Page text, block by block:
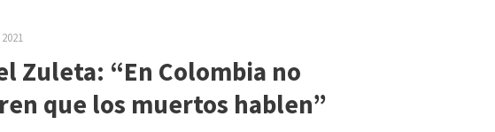
Zuleta: “En Colombia no
que los muertos hablen”